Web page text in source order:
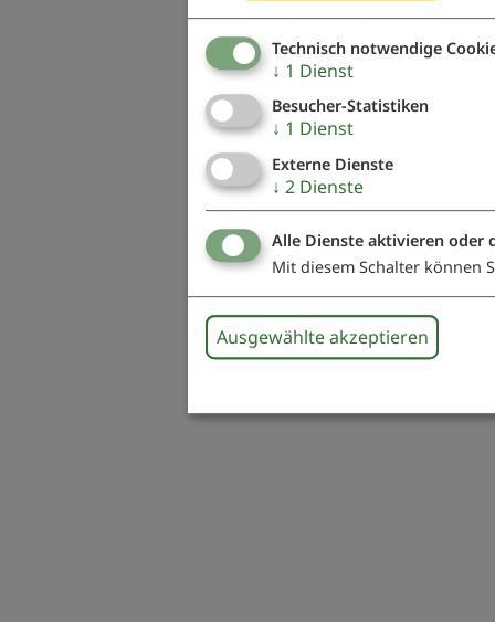
Technisch notwendige
↓ 1 Dienst
Besucher-Statistiken
↓ 1 Dienst
Externe Dienste
↓ 2 Dienste
Alle Dienste aktivieren oder
Mit diesem Schalter können
Ausgewählte akzeptieren